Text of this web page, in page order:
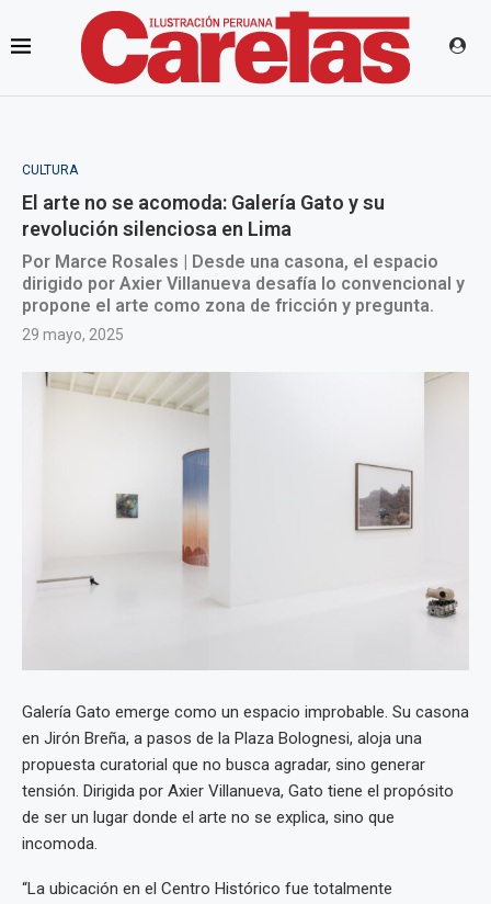
CULTURA
El arte no se acomoda: Galería Gato y su
revolución silenciosa en Lima
Por Marce Rosales | Desde una casona, el espacio
dirigido por Axier Villanueva desafía lo convencional y
propone el arte como zona de fricción y pregunta.
29 mayo, 2025
Galería Gato emerge como un espacio improbable. Su casona
en Jirón Breña, a pasos de la Plaza Bolognesi, aloja una
propuesta curatorial que no busca agradar, sino generar
tensión. Dirigida por Axier Villanueva, Gato tiene el propósito
de ser un lugar donde el arte no se explica, sino que
incomoda.
“La ubicación en el Centro Histórico fue totalmente